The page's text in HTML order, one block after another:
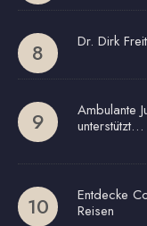
Dr. Dirk
Ambulante
unterstützt…
Entdecke
Reisen